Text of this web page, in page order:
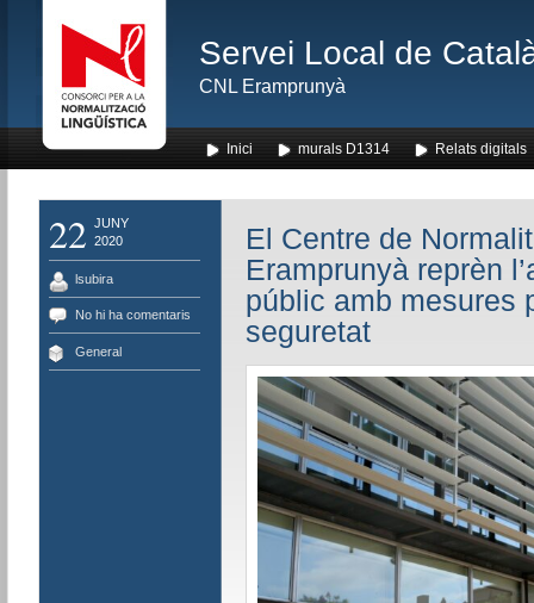
Servei Local de
CNL Eramprunyà
Inici murals D1314 Relats digitals
22 JUNY
2020
lsubira
No hi ha comentaris
General
El Centre de
Eramprunyà reprèn
públic amb mesures
seguretat